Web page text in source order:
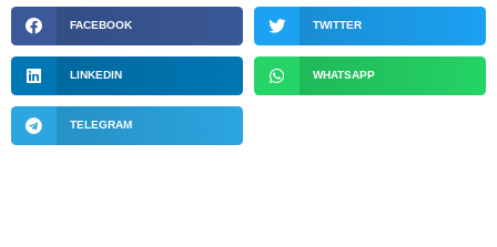
FACEBOOK TWITTER
LINKEDIN WHATSAPP
TELEGRAM